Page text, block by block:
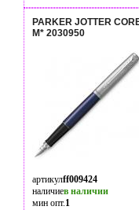
PARKER JOTTER
M* 2030950
артикулff009424
наличиев наличии
мин опт.1